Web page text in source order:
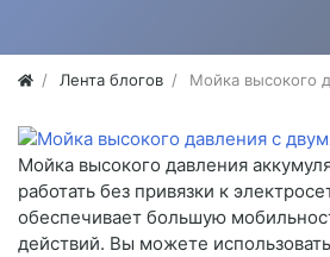
Лента блогов Мойка высокого
Мойка высокого давления
работать без привязки к
обеспечивает большую
действий. Вы можете